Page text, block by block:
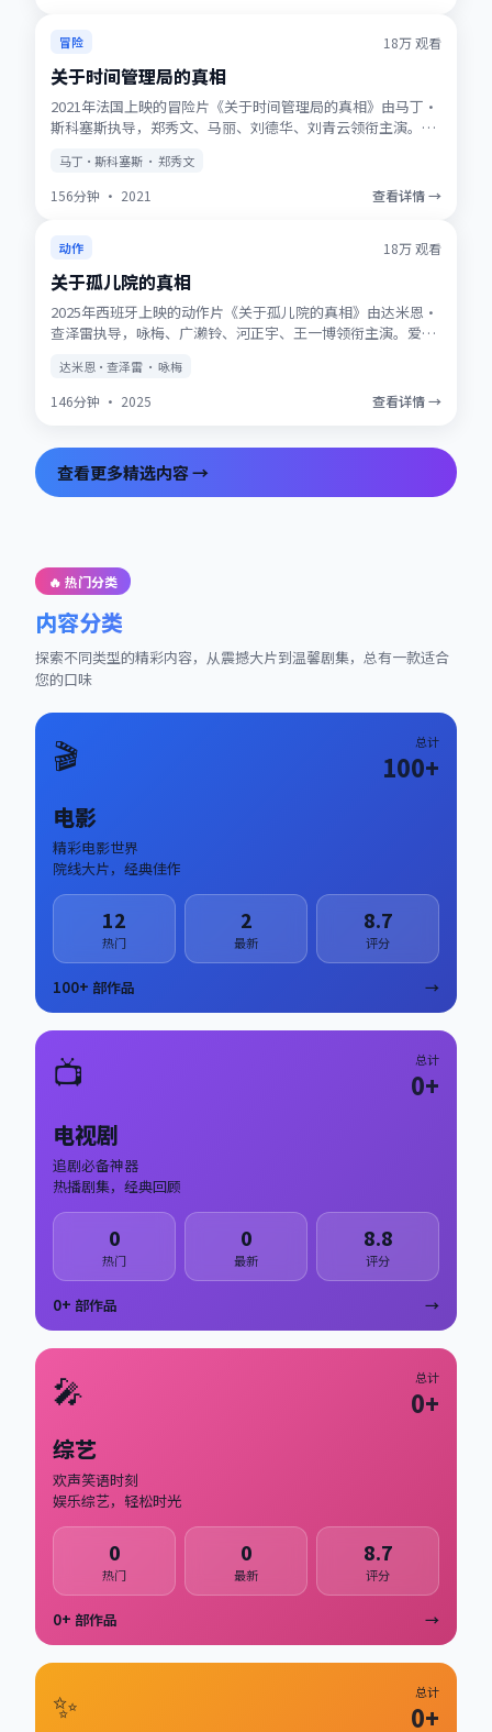
NEW ★9.5
冒险 18万观看
关于时间管理局的真相
2021年法国上映的冒险片《关于时间管理局的真相》由马丁·
斯科塞斯执导，郑秀文、马丽、刘德华、刘青云领衔主演。动
节与人物刻画的观众收藏观看。
马丁·斯科塞斯 · 郑秀文
156分钟 · 2021 查看详情 →
趋势 ★8.8
动作 18万观看
关于孤儿院的真相
2025年西班牙上映的动作片《关于孤儿院的真相》由达米恩·
查泽雷执导，咏梅、广濑铃、河正宇、王一博领衔主演。爱情
蛋值得留意，与世界观其他作品存在联动。
达米恩·查泽雷 · 咏梅
146分钟 · 2025 查看详情 →
查看更多精选内容 →
🔥 热门分类
内容分类
探索不同类型的精彩内容，从震撼大片到温馨剧集，总有一款适合
您的口味
🎬 总计
100+
电影
精彩电影世界
院线大片，经典佳作
12
热门
2
最新
8.7
评分
100+ 部作品 →
📺 总计
0+
电视剧
追剧必备神器
热播剧集，经典回顾
0
热门
0
最新
8.8
评分
0+ 部作品 →
🎤 总计
0+
综艺
欢声笑语时刻
娱乐综艺，轻松时光
0
热门
0
最新
8.7
评分
0+ 部作品 →
✨ 总计
0+